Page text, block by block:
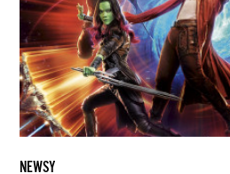
nagraniem
drona.
Oferuje
twórcy
pracę
przy
„Strażnikach
NEWSY